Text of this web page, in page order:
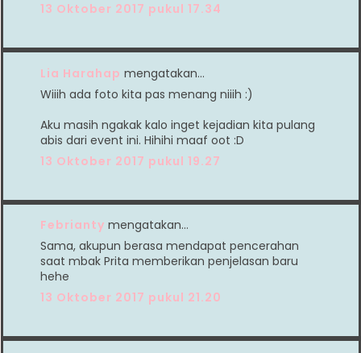
13 Oktober 2017 pukul 17.34
Lia Harahap mengatakan…
Wiiih ada foto kita pas menang niiih :)
Aku masih ngakak kalo inget kejadian kita pulang
abis dari event ini. Hihihi maaf oot :D
13 Oktober 2017 pukul 19.27
Febrianty mengatakan…
Sama, akupun berasa mendapat pencerahan
saat mbak Prita memberikan penjelasan baru
hehe
13 Oktober 2017 pukul 21.20